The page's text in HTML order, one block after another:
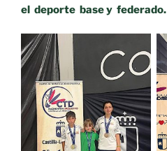
el deporte base y federado.